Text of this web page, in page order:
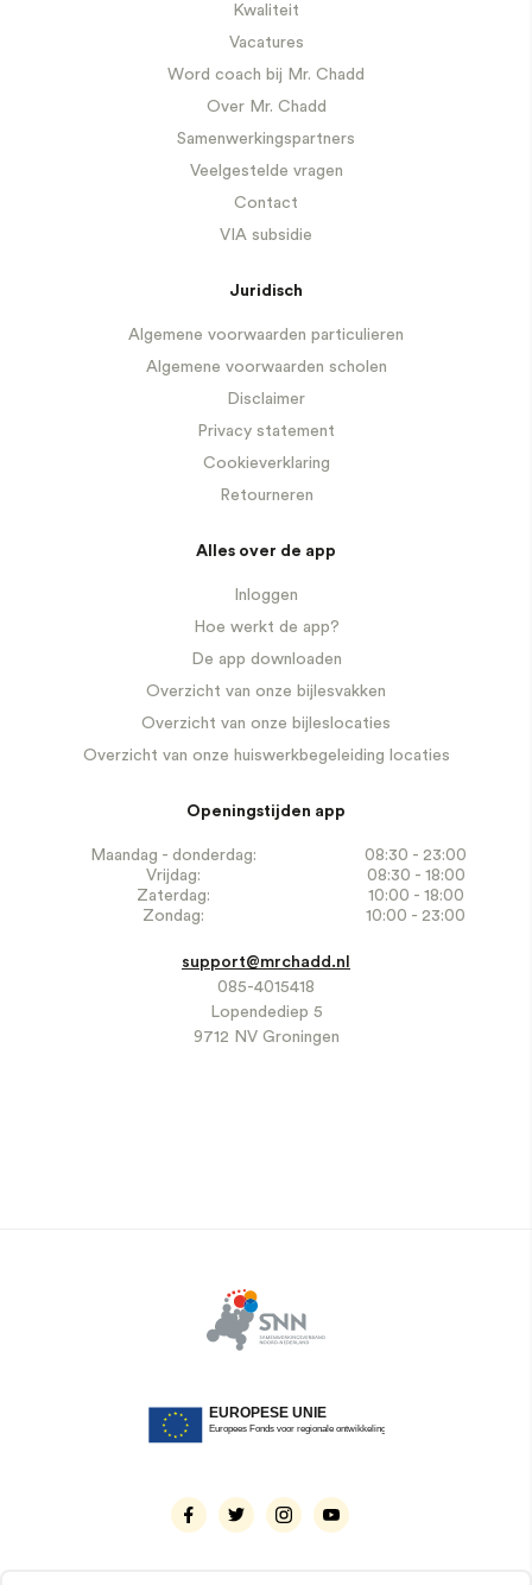
Kwaliteit
Vacatures
Word coach bij Mr. Chadd
Over Mr. Chadd
Samenwerkingspartners
Veelgestelde vragen
Contact
VIA subsidie
Juridisch
Algemene voorwaarden particulieren
Algemene voorwaarden scholen
Disclaimer
Privacy statement
Cookieverklaring
Retourneren
Alles over de app
Inloggen
Hoe werkt de app?
De app downloaden
Overzicht van onze bijlesvakken
Overzicht van onze bijleslocaties
Overzicht van onze huiswerkbegeleiding locaties
Openingstijden app
Maandag - donderdag:
08:30 - 23:00
Vrijdag:
08:30 - 18:00
Zaterdag:
10:00 - 18:00
Zondag:
10:00 - 23:00
support@mrchadd.nl
085-4015418
Lopendediep 5
9712 NV Groningen